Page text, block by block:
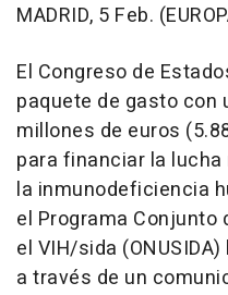
MADRID, 5 Feb.
El Congreso de
paquete de gasto con
millones de euros
para financiar la
la inmunodeficiencia
el Programa Conjunto
el VIH/sida
a través de un